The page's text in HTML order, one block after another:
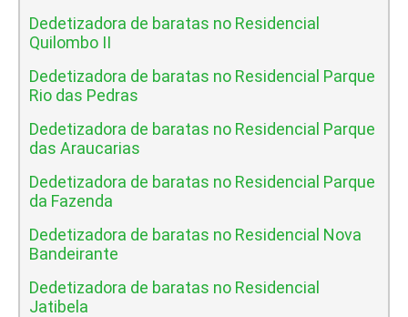
Dedetizadora de baratas no Residencial
Quilombo II
Dedetizadora de baratas no Residencial Parque
Rio das Pedras
Dedetizadora de baratas no Residencial Parque
das Araucarias
Dedetizadora de baratas no Residencial Parque
da Fazenda
Dedetizadora de baratas no Residencial Nova
Bandeirante
Dedetizadora de baratas no Residencial
Jatibela